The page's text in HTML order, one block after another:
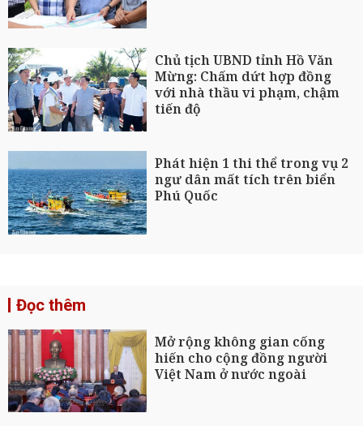
Chủ tịch UBND tỉnh Hồ Văn
Mừng: Chấm dứt hợp đồng
với nhà thầu vi phạm, chậm
tiến độ
Phát hiện 1 thi thể trong vụ 2
ngư dân mất tích trên biển
Phú Quốc
Đọc thêm
Mở rộng không gian cống
hiến cho cộng đồng người
Việt Nam ở nước ngoài